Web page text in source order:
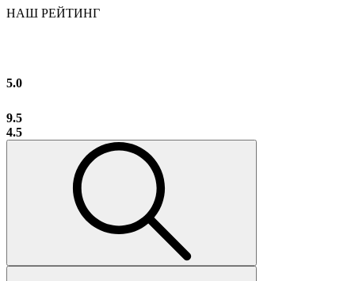
НАШ РЕЙТИНГ
5.0
9.5
4.5